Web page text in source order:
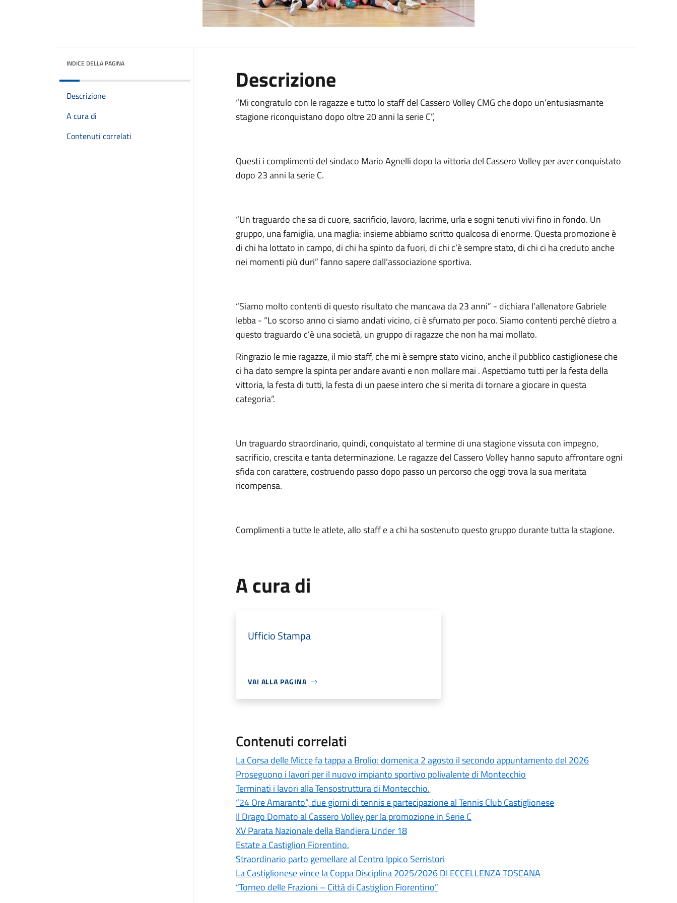
INDICE DELLA PAGINA
Descrizione
A cura di
Contenuti correlati
Descrizione
“Mi congratulo con le ragazze e tutto lo staff del Cassero Volley CMG che dopo un’entusiasmante
stagione riconquistano dopo oltre 20 anni la serie C”,
Questi i complimenti del sindaco Mario Agnelli dopo la vittoria del Cassero Volley per aver conquistato
dopo 23 anni la serie C.
“Un traguardo che sa di cuore, sacrificio, lavoro, lacrime, urla e sogni tenuti vivi fino in fondo. Un
gruppo, una famiglia, una maglia: insieme abbiamo scritto qualcosa di enorme. Questa promozione è
di chi ha lottato in campo, di chi ha spinto da fuori, di chi c’è sempre stato, di chi ci ha creduto anche
nei momenti più duri” fanno sapere dall’associazione sportiva.
“Siamo molto contenti di questo risultato che mancava da 23 anni” - dichiara l’allenatore Gabriele
Iebba - “Lo scorso anno ci siamo andati vicino, ci è sfumato per poco. Siamo contenti perché dietro a
questo traguardo c’è una società, un gruppo di ragazze che non ha mai mollato.
Ringrazio le mie ragazze, il mio staff, che mi è sempre stato vicino, anche il pubblico castiglionese che
ci ha dato sempre la spinta per andare avanti e non mollare mai . Aspettiamo tutti per la festa della
vittoria, la festa di tutti, la festa di un paese intero che si merita di tornare a giocare in questa
categoria”.
Un traguardo straordinario, quindi, conquistato al termine di una stagione vissuta con impegno,
sacrificio, crescita e tanta determinazione. Le ragazze del Cassero Volley hanno saputo affrontare ogni
sfida con carattere, costruendo passo dopo passo un percorso che oggi trova la sua meritata
ricompensa.
Complimenti a tutte le atlete, allo staff e a chi ha sostenuto questo gruppo durante tutta la stagione.
A cura di
Ufficio Stampa
VAI ALLA PAGINA
Contenuti correlati
La Corsa delle Micce fa tappa a Brolio: domenica 2 agosto il secondo appuntamento del 2026
Proseguono i lavori per il nuovo impianto sportivo polivalente di Montecchio
Terminati i lavori alla Tensostruttura di Montecchio.
“24 Ore Amaranto”, due giorni di tennis e partecipazione al Tennis Club Castiglionese
Il Drago Domato al Cassero Volley per la promozione in Serie C
XV Parata Nazionale della Bandiera Under 18
Estate a Castiglion Fiorentino.
Straordinario parto gemellare al Centro Ippico Serristori
La Castiglionese vince la Coppa Disciplina 2025/2026 DI ECCELLENZA TOSCANA
“Torneo delle Frazioni – Città di Castiglion Fiorentino”